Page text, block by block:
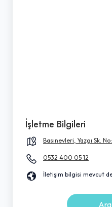
İşletme Bilgileri
Basınevleri, Yazgı Sk.
0532 400 05 12
İletişim bilgisi mevcut
Ara